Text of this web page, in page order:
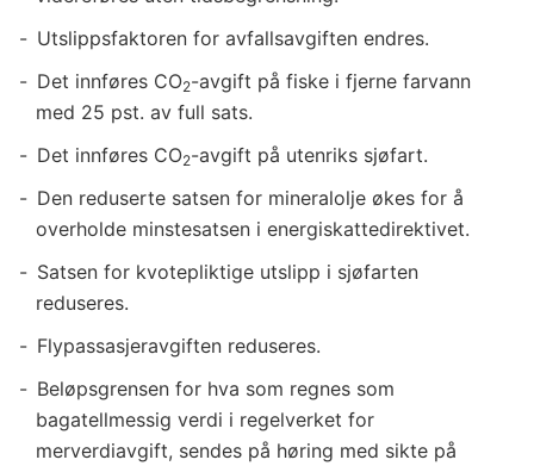
Utslippsfaktoren for avfallsavgiften endres.
Det innføres CO2-avgift på fiske i fjerne farvann
med 25 pst. av full sats.
Det innføres CO2-avgift på utenriks sjøfart.
Den reduserte satsen for mineralolje økes for å
overholde minstesatsen i energiskattedirektivet.
Satsen for kvotepliktige utslipp i sjøfarten
reduseres.
Flypassasjeravgiften reduseres.
Beløpsgrensen for hva som regnes som
bagatellmessig verdi i regelverket for
merverdiavgift, sendes på høring med sikte på